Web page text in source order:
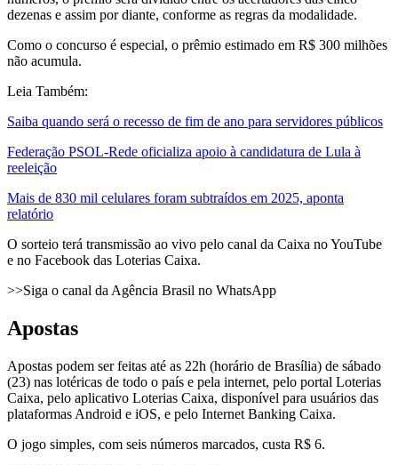
dezenas e assim por diante, conforme as regras da modalidade.
Como o concurso é especial, o prêmio estimado em R$ 300 milhões
não acumula.
Leia Também:
Saiba quando será o recesso de fim de ano para servidores públicos
Federação PSOL-Rede oficializa apoio à candidatura de Lula à
reeleição
Mais de 830 mil celulares foram subtraídos em 2025, aponta
relatório
O sorteio terá transmissão ao vivo pelo canal da Caixa no YouTube
e no Facebook das Loterias Caixa.
>>Siga o canal da Agência Brasil no WhatsApp
Apostas
Apostas podem ser feitas até as 22h (horário de Brasília) de sábado
(23) nas lotéricas de todo o país e pela internet, pelo portal Loterias
Caixa, pelo aplicativo Loterias Caixa, disponível para usuários das
plataformas Android e iOS, e pelo Internet Banking Caixa.
O jogo simples, com seis números marcados, custa R$ 6.